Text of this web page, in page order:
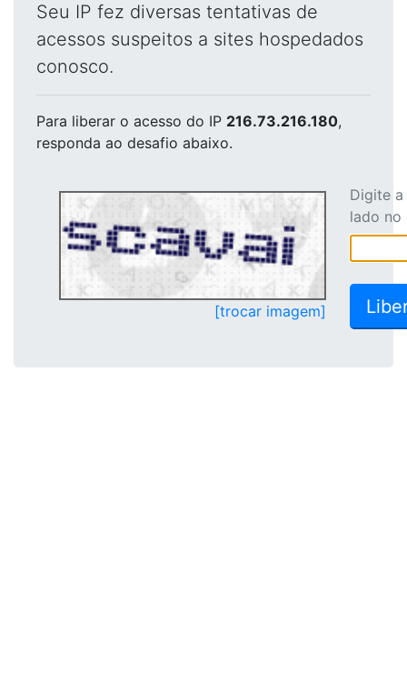
Seu IP fez diversas tentativas de
acessos suspeitos a sites hospedados
conosco.
Para liberar o acesso do IP 216.73.216.180,
responda ao desafio abaixo.
[trocar imagem]
Digite
lado no